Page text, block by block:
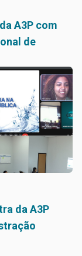
A3P com
de
da A3P